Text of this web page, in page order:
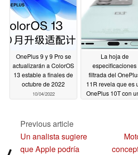
10/13/2022
OnePlus 9 y 9 Pro se
actualizarán a ColorOS
13 estable a finales de
octubre de 2022
10/04/2022
La hoja de
especificaciones
filtrada del
11R revela que es
OnePlus 10T con
Previous article
Un analista sugiere
que Apple podría